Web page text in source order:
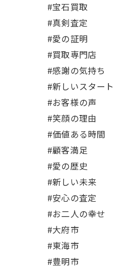
#宝石買取
#真剣査定
#愛の証明
#買取専門店
#感謝の気持ち
#新しいスタート
#お客様の声
#笑顔の理由
#価値ある時間
#顧客満足
#愛の歴史
#新しい未来
#安心の査定
#お二人の幸せ
#大府市
#東海市
#豊明市